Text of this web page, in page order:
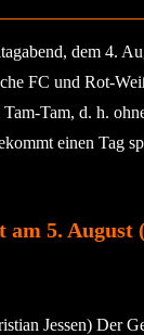
dem 4.
FC und Rot-
Tam, d. h.
einen Tag
am 5. August
Jessen) Der